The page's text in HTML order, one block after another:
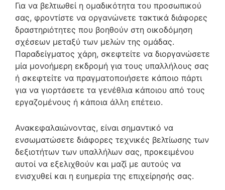
Για να βελτιωθεί η ομαδικότητα του προσωπικού
σας, φροντίστε να οργανώνετε τακτικά διάφορες
δραστηριότητες που βοηθούν στη οικοδόμηση
σχέσεων μεταξύ των μελών της ομάδας.
Παραδείγματος χάρη, σκεφτείτε να διοργανώσετε
μία μονοήμερη εκδρομή για τους υπαλλήλους σας
ή σκεφτείτε να πραγματοποιήσετε κάποιο πάρτι
για να γιορτάσετε τα γενέθλια κάποιου από τους
εργαζομένους ή κάποια άλλη επέτειο.
Ανακεφαλαιώνοντας, είναι σημαντικό να
ενσωματώσετε διάφορες τεχνικές βελτίωσης των
δεξιοτήτων των υπαλλήλων σας, προκειμένου
αυτοί να εξελιχθούν και μαζί με αυτούς να
ενισχυθεί και η ευημερία της επιχείρησής σας.